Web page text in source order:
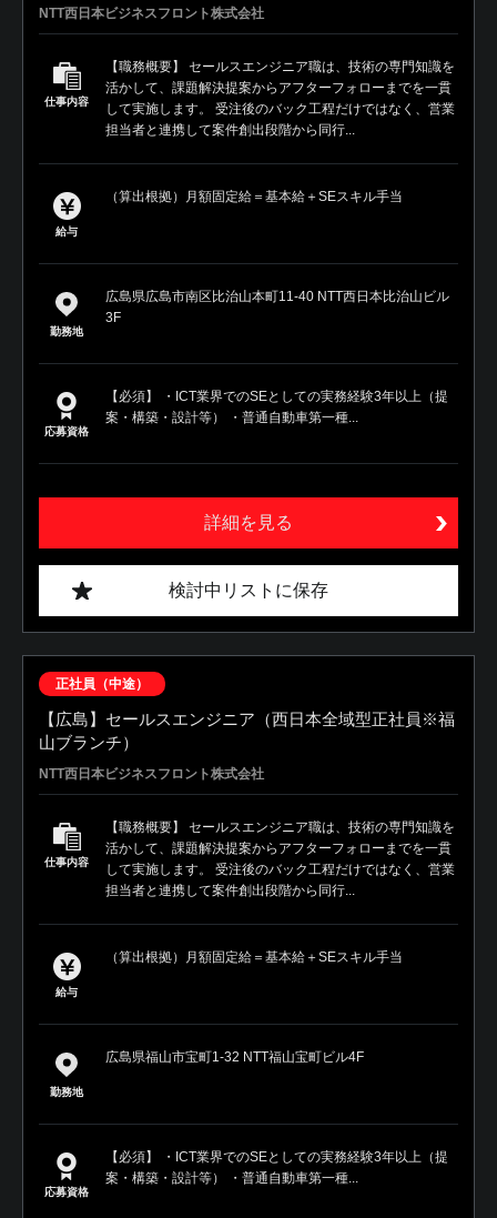
NTT西日本ビジネスフロント株式会社
仕事内容
【職務概要】 セールスエンジニア職は、技術の専門知識を
活かして、課題解決提案からアフターフォローまでを一貫
して実施します。 受注後のバック工程だけではなく、営業
担当者と連携して案件創出段階から同行...
給与
（算出根拠）月額固定給＝基本給＋SEスキル手当
勤務地
広島県広島市南区比治山本町11-40 NTT西日本比治山ビル
3F
応募資格
【必須】 ・ICT業界でのSEとしての実務経験3年以上（提
案・構築・設計等） ・普通自動車第一種...
詳細を見る
検討中リストに保存
正社員（中途）
【広島】セールスエンジニア（西日本全域型正社員※福
山ブランチ）
NTT西日本ビジネスフロント株式会社
仕事内容
【職務概要】 セールスエンジニア職は、技術の専門知識を
活かして、課題解決提案からアフターフォローまでを一貫
して実施します。 受注後のバック工程だけではなく、営業
担当者と連携して案件創出段階から同行...
給与
（算出根拠）月額固定給＝基本給＋SEスキル手当
勤務地
広島県福山市宝町1-32 NTT福山宝町ビル4F
応募資格
【必須】 ・ICT業界でのSEとしての実務経験3年以上（提
案・構築・設計等） ・普通自動車第一種...